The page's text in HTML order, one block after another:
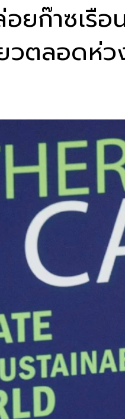
ยก๊าซเรื
วตลอดห่ว